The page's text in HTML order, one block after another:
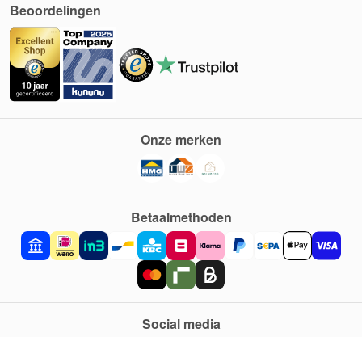
Beoordelingen
Betaalmethoden
Onze merken
Social media